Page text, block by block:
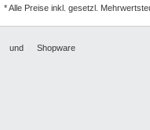
* Alle Preise inkl. gesetzl.
und Shopware